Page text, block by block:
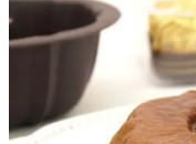
LARANJA